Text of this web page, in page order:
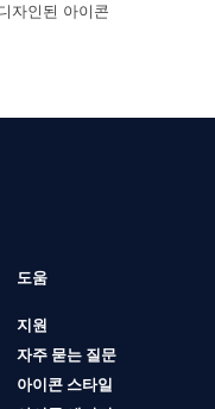
자인된 아이콘
도움
지원
자주 묻는 질문
아이콘 스타일